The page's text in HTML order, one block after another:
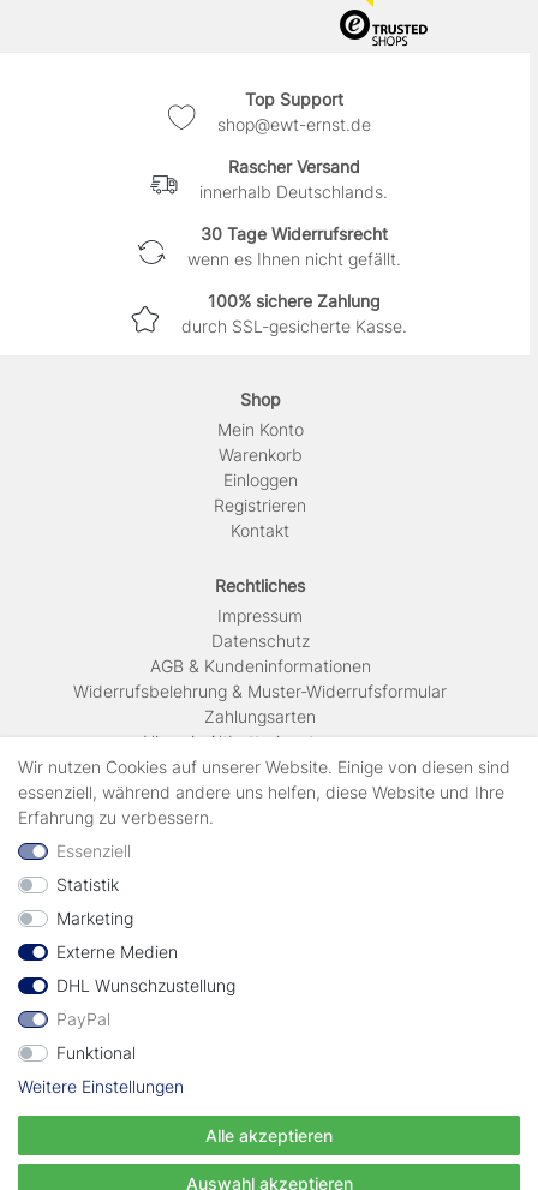
Top Support
shop@ewt-ernst.de
Rascher Versand
innerhalb Deutschlands.
30 Tage Widerrufsrecht
wenn es Ihnen nicht gefällt.
100% sichere Zahlung
durch SSL-gesicherte Kasse.
Shop
Mein Konto
Warenkorb
Einloggen
Registrieren
Kontakt
Rechtliches
Impressum
Daten­schutz
AGB & Kundeninformationen
Widerrufsbelehrung & Muster-Widerrufsformular
Zahlungsarten
Hinweis Altbatterieentsorgung
Versandkosten & Lieferinformationen
Zahlungsarten
geprüft durch
Vertrag widerrufen
© Copyright EWT 2024 | Alle Rechte vorbehalten.
Wir nutzen Cookies auf unserer Website. Einige von diesen sind
essenziell, während andere uns helfen, diese Website und Ihre
Erfahrung zu verbessern.
Essenziell
Statistik
Marketing
Externe Medien
DHL Wunschzustellung
PayPal
Funktional
Weitere Einstellungen
Alle akzeptieren
Auswahl akzeptieren